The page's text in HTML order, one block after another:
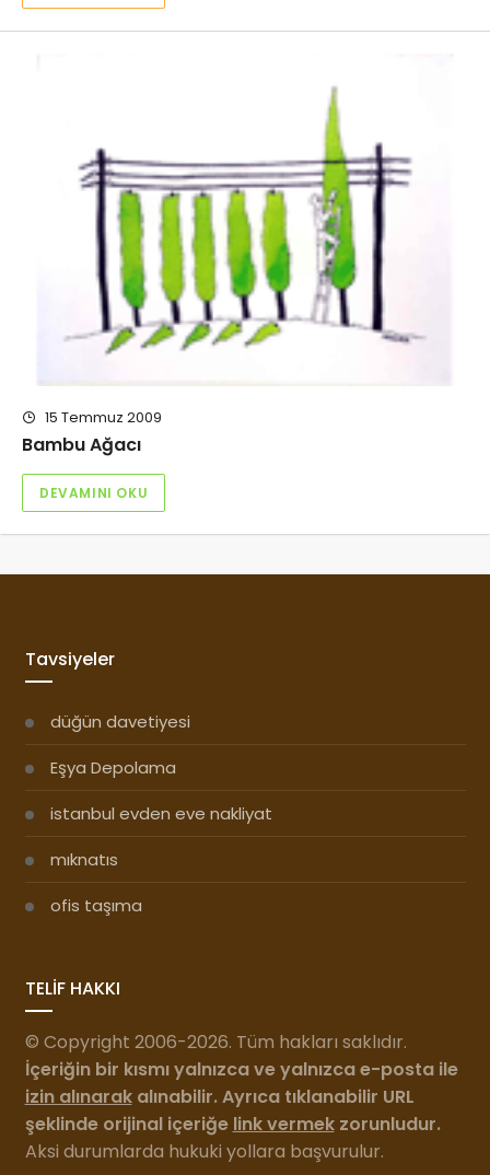
15 Temmuz 2009
Bambu Ağacı
DEVAMINI OKU
Tavsiyeler
düğün davetiyesi
Eşya Depolama
istanbul evden eve nakliyat
mıknatıs
ofis taşıma
TELİF HAKKI
© Copyright 2006-2026. Tüm hakları saklıdır.
İçeriğin bir kısmı yalnızca ve yalnızca e-posta ile
izin alınarakalınabilir. Ayrıca tıklanabilir URL
şeklinde orijinal içeriğe link vermekzorunludur.
Aksi durumlarda hukuki yollara başvurulur.